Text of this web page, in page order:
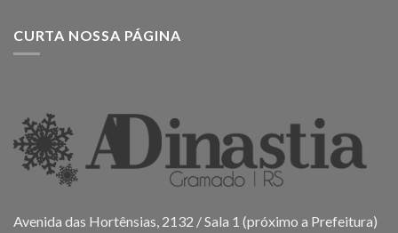
CURTA NOSSA PÁGINA
Avenida das Hortênsias, 2132 / Sala 1 (próximo a Prefeitura)